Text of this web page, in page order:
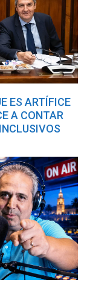
ES ARTÍFICE
A CONTAR